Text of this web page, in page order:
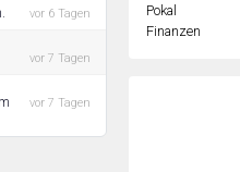
vor 6 Tagen
vor 7 Tagen
vor 7 Tagen
Pokal
Finanzen